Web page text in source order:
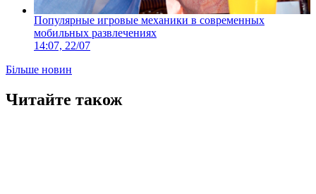
Популярные игровые механики в современных
мобильных развлечениях
14:07, 22/07
Більше новин
Читайте також